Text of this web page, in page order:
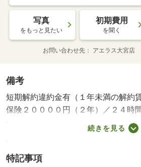
写真
をもっと見たい
初期費用
を聞く
お問い合わせ先 アエラス大宮店
備考
短期解約違約金有（１年未満の解約
保険２００００円（２年）／２４時
７５００円（２年）・賃貸保証等：
料の５０％￣、年間：１５，０００
き、ＬＩＮＥでのご相談も可能です
続きを見る
特記事項